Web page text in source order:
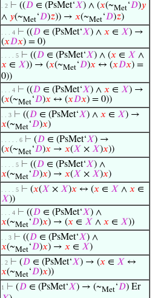
. 2 ⊢ ((𝐷 ∈ (PsMet‘𝑋) ∧ (𝑥(~Met‘𝐷)𝑦
∧ 𝑦(~Met‘𝐷)𝑧)) → 𝑥(~Met‘𝐷)𝑧)
. . . 4 ⊢ ((𝐷 ∈ (PsMet‘𝑋) ∧ 𝑥 ∈ 𝑋) →
(𝑥𝐷𝑥) = 0)
. . . . 5 ⊢ ((𝐷 ∈ (PsMet‘𝑋) ∧ (𝑥 ∈ 𝑋 ∧
𝑥 ∈ 𝑋)) → (𝑥(~Met‘𝐷)𝑥 ↔ (𝑥𝐷𝑥) =
0))
. . . 4 ⊢ ((𝐷 ∈ (PsMet‘𝑋) ∧ 𝑥 ∈ 𝑋) →
(𝑥(~Met‘𝐷)𝑥 ↔ (𝑥𝐷𝑥) = 0))
. . 3 ⊢ ((𝐷 ∈ (PsMet‘𝑋) ∧ 𝑥 ∈ 𝑋) →
𝑥(~Met‘𝐷)𝑥)
. . . . . 6 ⊢ (𝐷 ∈ (PsMet‘𝑋) →
(𝑥(~Met‘𝐷)𝑥 → 𝑥(𝑋 × 𝑋)𝑥))
. . . . 5 ⊢ ((𝐷 ∈ (PsMet‘𝑋) ∧
𝑥(~Met‘𝐷)𝑥) → 𝑥(𝑋 × 𝑋)𝑥)
. . . . 5 ⊢ (𝑥(𝑋 × 𝑋)𝑥 ↔ (𝑥 ∈ 𝑋 ∧ 𝑥 ∈
𝑋))
. . . 4 ⊢ ((𝐷 ∈ (PsMet‘𝑋) ∧
𝑥(~Met‘𝐷)𝑥) → (𝑥 ∈ 𝑋 ∧ 𝑥 ∈ 𝑋))
. . 3 ⊢ ((𝐷 ∈ (PsMet‘𝑋) ∧
𝑥(~Met‘𝐷)𝑥) → 𝑥 ∈ 𝑋)
. 2 ⊢ (𝐷 ∈ (PsMet‘𝑋) → (𝑥 ∈ 𝑋 ↔
𝑥(~Met‘𝐷)𝑥))
1 ⊢ (𝐷 ∈ (PsMet‘𝑋) → (~Met‘𝐷) Er